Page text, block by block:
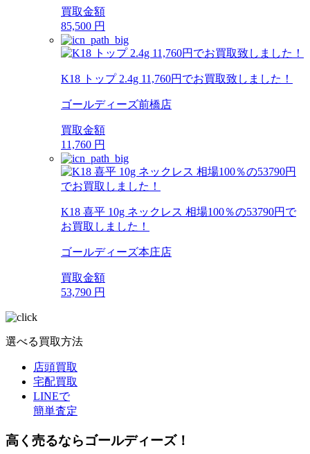
買取金額
85,500 円
K18 トップ 2.4g 11,760円でお買取致しました！
ゴールディーズ前橋店
買取金額
11,760 円
K18 喜平 10g ネックレス 相場100％の53790円で
お買取しました！
ゴールディーズ本庄店
買取金額
53,790 円
選べる買取方法
店頭買取
宅配買取
LINEで
簡単査定
高く売るならゴールディーズ！